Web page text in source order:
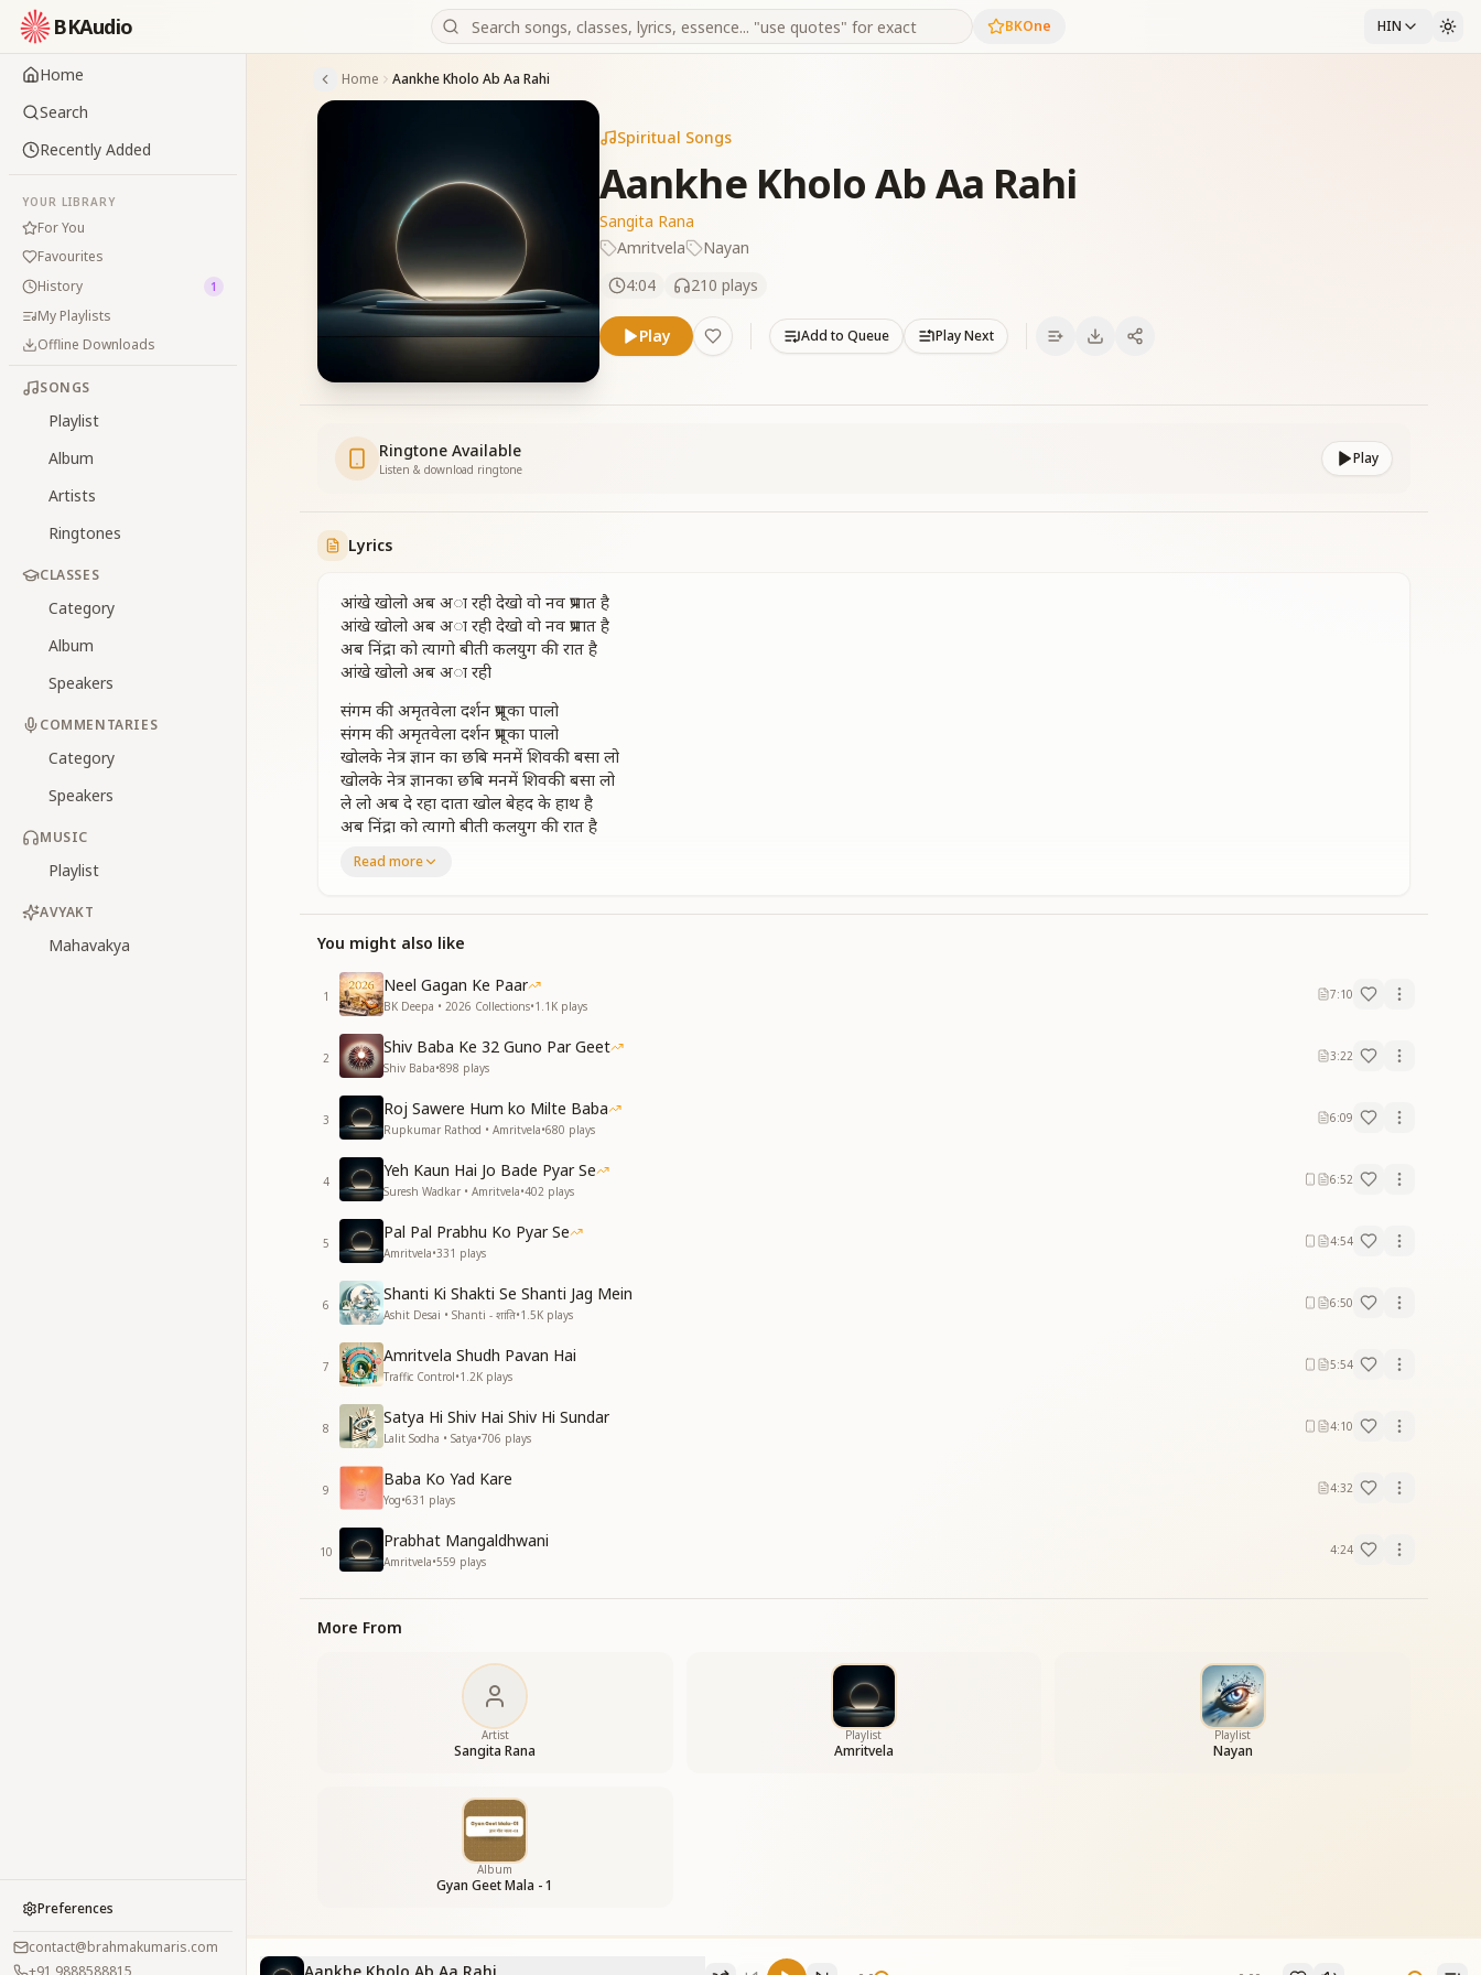
BKAudio BKOne HIN
Home
Search
Recently Added
YOUR LIBRARY
For You
Favourites
History
1
My Playlists
Offline Downloads
SONGS
Playlist
Album
Artists
Ringtones
CLASSES
Category
Album
Speakers
COMMENTARIES
Category
Speakers
MUSIC
Playlist
AVYAKT
Mahavakya
Preferences
contact@brahmakumaris.com
+91 9888588815
Home Aankhe Kholo Ab Aa Rahi
Spiritual Songs
Aankhe Kholo Ab Aa Rahi
Sangita Rana
Amritvela
Nayan
4:04
210 plays
Play Add to Queue Play Next
Ringtone Available
Listen & download ringtone
Play
Lyrics
आंखे खोलो अब अा रही देखो वो नव प्रभात है
आंखे खोलो अब अा रही देखो वो नव प्रभात है
अब निंद्रा को त्यागो बीती कलयुग की रात है
आंखे खोलो अब अा रही
संगम की अमृतवेला दर्शन प्रभूका पालो
संगम की अमृतवेला दर्शन प्रभूका पालो
खोलके नेत्र ज्ञान का छबि मनमें शिवकी बसा लो
खोलके नेत्र ज्ञानका छबि मनमें शिवकी बसा लो
ले लो अब दे रहा दाता खोल बेहद के हाथ है
अब निंद्रा को त्यागो बीती कलयुग की रात है
रचते है शिव दैवी संसार सतयुग लिए हो जाओ तैयार
द्वारे खड़ा शिव आकर सद्गुण के खोले वो भंडार
द्वारे खड़ा शिव आकर सद्गुण के खोले वो भंडार
शामिल हो जाओ आप भी चली शिव की अब बारात है
अब निंद्रा को त्यागो बीती कलयुग की रात है
आंखे खोलो अब अा रही देखो वो नव प्रभात है
अब निंद्रा को त्यागो बीती कलयुग की रात है
आंखे खोलो अब अा रही
—----------------------------------------
Read more
You might also like
1
Neel Gagan Ke Paar
BK Deepa • 2026 Collections•1.1K plays
7:10
2
Shiv Baba Ke 32 Guno Par Geet
Shiv Baba•898 plays
3:22
3
Roj Sawere Hum ko Milte Baba
Rupkumar Rathod • Amritvela•680 plays
6:09
4
Yeh Kaun Hai Jo Bade Pyar Se
Suresh Wadkar • Amritvela•402 plays
6:52
5
Pal Pal Prabhu Ko Pyar Se
Amritvela•331 plays
4:54
6
Shanti Ki Shakti Se Shanti Jag Mein
Ashit Desai • Shanti - शांति•1.5K plays
6:50
7
Amritvela Shudh Pavan Hai
Traffic Control•1.2K plays
5:54
8
Satya Hi Shiv Hai Shiv Hi Sundar
Lalit Sodha • Satya•706 plays
4:10
9
Baba Ko Yad Kare
Yog•631 plays
4:32
10
Prabhat Mangaldhwani
Amritvela•559 plays
4:24
More From
Artist
Sangita Rana
Playlist
Amritvela
Playlist
Nayan
Album
Gyan Geet Mala - 1
Aankhe Kholo Ab Aa Rahi